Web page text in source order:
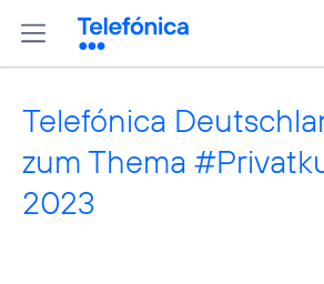
Telefónica
zum Thema
2023